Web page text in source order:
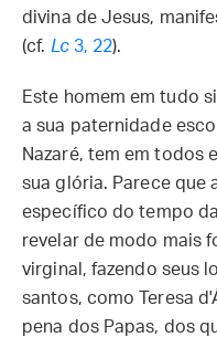
divina de Jesus,
(cf. Lc3, 22).
Este homem em tudo
a sua paternidade
Nazaré, tem em todos
sua glória. Parece que
específico do tempo
revelar de modo mais
virginal, fazendo seus
santos, como Teresa
pena dos Papas, dos